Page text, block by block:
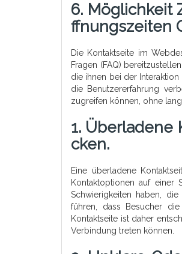
6. Möglichkeit
Ffnungszeiten
Die Kontaktseite im
Fragen (FAQ)
die ihnen bei der
die Benutzererfahrung
zugreifen können, ohne
1. Überladene
Cken.
Eine überladene
Kontaktoptionen auf einer
Schwierigkeiten haben,
führen, dass Besucher
Kontaktseite ist daher
Verbindung treten können.